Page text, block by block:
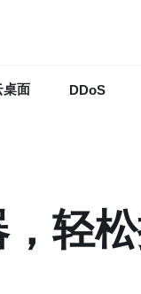
桌面 DDoS
轻